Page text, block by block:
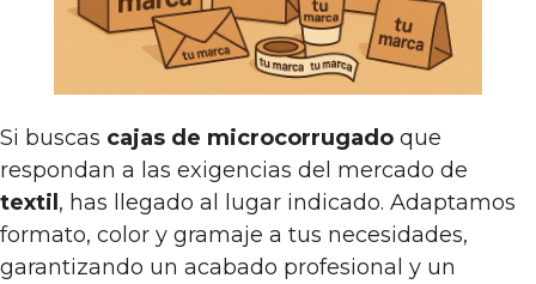
Si buscas cajas de microcorrugado que
respondan a las exigencias del mercado de
textil , has llegado al lugar indicado. Adaptamos
formato, color y gramaje a tus necesidades,
garantizando un acabado profesional y un